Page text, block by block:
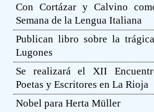
Con Cortázar y Calvino
Semana de la Lengua Italiana
Publican libro sobre la
Lugones
Se realizará el XII
Poetas y Escritores en La Rioja
Nobel para Herta Müller